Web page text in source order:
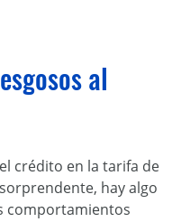
al
crédito en la tarifa de
hay algo
comportamientos